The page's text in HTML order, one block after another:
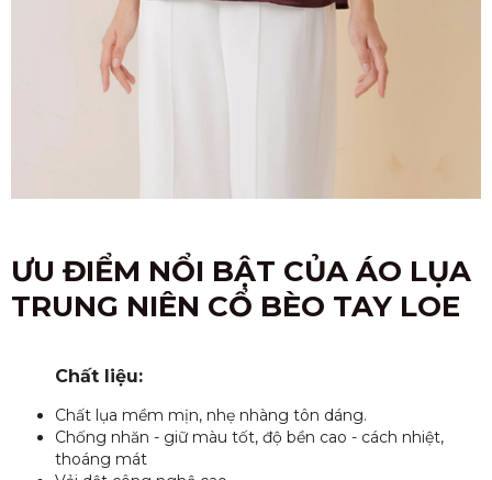
ƯU ĐIỂM NỔI BẬT CỦA ÁO LỤA
TRUNG NIÊN CỔ BÈO TAY LOE
Chất liệu:
Chất lụa mềm mịn, nhẹ nhàng tôn dáng.
Chống nhăn - giữ màu tốt, độ bền cao - cách nhiệt,
thoáng mát